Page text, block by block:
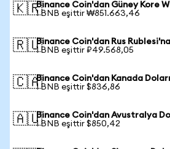
🇰🇷Binance Coin'dan Güney Kore
1 BNB eşittir ₩851.663,46
🇷🇺Binance Coin'dan Rus Rublesi'na
1 BNB eşittir ₽49.568,05
🇨🇦Binance Coin'dan Kanada
1 BNB eşittir $836,86
🇦🇺Binance Coin'dan Avustralya
1 BNB eşittir $850,42